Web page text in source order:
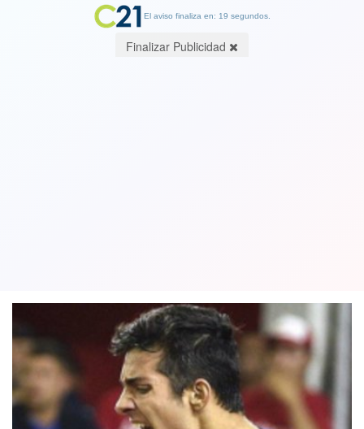
El aviso finaliza en: 19 segundos.
Finalizar Publicidad